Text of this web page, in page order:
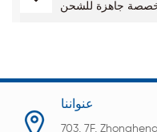
جاهزة للشحن
عنواننا
703, 7F,